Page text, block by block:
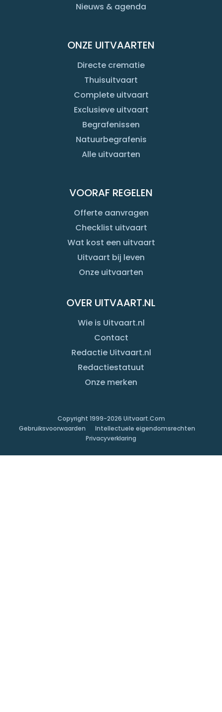
Nieuws & agenda
VOORAF REGELEN
Offerte aanvragen
Checklist uitvaart
Wat kost een uitvaart
Uitvaart bij leven
Onze uitvaarten
OVER UITVAART.NL
Wie is Uitvaart.nl
Contact
Redactie Uitvaart.nl
Redactiestatuut
Onze merken
ONZE UITVAARTEN
Directe crematie
Thuisuitvaart
Complete uitvaart
Exclusieve uitvaart
Begrafenissen
Natuurbegrafenis
Alle uitvaarten
Copyright 1999-2026 Uitvaart.Com
Gebruiksvoorwaarden
Intellectuele eigendomsrechten
Privacyverklaring